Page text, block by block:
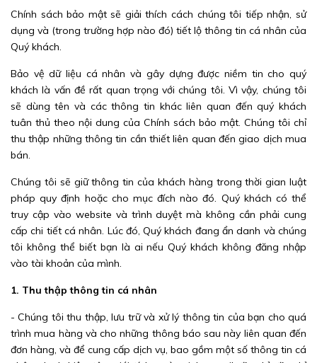
Chính sách bảo mật sẽ giải thích cách chúng tôi tiếp nhận, sử
dụng và (trong trường hợp nào đó) tiết lộ thông tin cá nhân của
Quý khách.
Bảo vệ dữ liệu cá nhân và gây dựng được niềm tin cho quý
khách là vấn đề rất quan trọng với chúng tôi. Vì vậy, chúng tôi
sẽ dùng tên và các thông tin khác liên quan đến quý khách
tuân thủ theo nội dung của Chính sách bảo mật. Chúng tôi chỉ
thu thập những thông tin cần thiết liên quan đến giao dịch mua
bán.
Chúng tôi sẽ giữ thông tin của khách hàng trong thời gian luật
pháp quy định hoặc cho mục đích nào đó. Quý khách có thể
truy cập vào website và trình duyệt mà không cần phải cung
cấp chi tiết cá nhân. Lúc đó, Quý khách đang ẩn danh và chúng
tôi không thể biết bạn là ai nếu Quý khách không đăng nhập
vào tài khoản của mình.
1. Thu thập thông tin cá nhân
- Chúng tôi thu thập, lưu trữ và xử lý thông tin của bạn cho quá
trình mua hàng và cho những thông báo sau này liên quan đến
đơn hàng, và để cung cấp dịch vụ, bao gồm một số thông tin cá